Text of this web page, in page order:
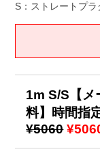
S：ストレートプラ
1m S/S【メ
料】時間指
¥5060